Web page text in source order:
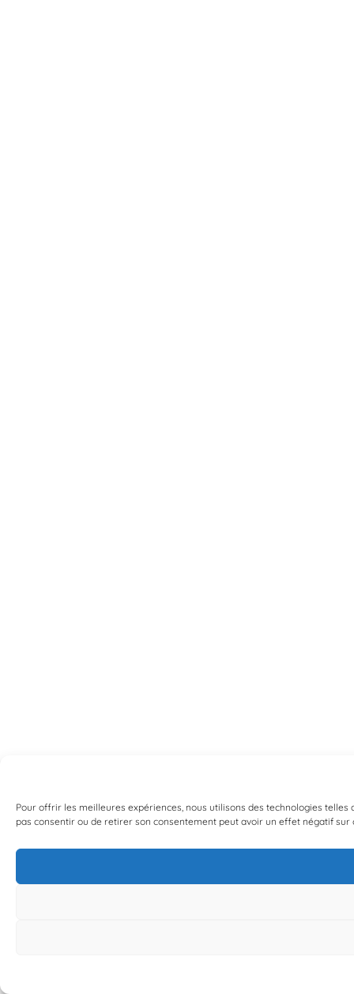
Pour offrir les meilleures expériences, nous utilisons des technologies
pas consentir ou de retirer son consentement peut avoir un effet négatif